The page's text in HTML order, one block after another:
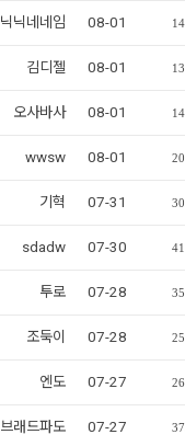
닉닉네네임 08-01
김디젤 08-01
오사바사 08-01
wwsw 08-01
기혁 07-31
sdadw 07-30
투로 07-28
조둑이 07-28
엔도 07-27
브래드파도 07-27